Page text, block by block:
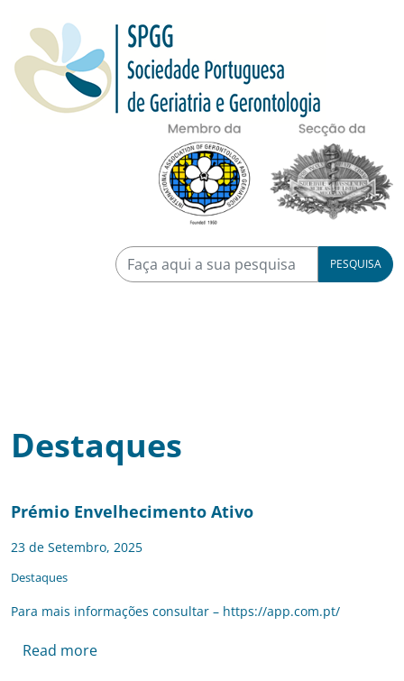
PESQUISA
Destaques
Prémio Envelhecimento Ativo
23 de Setembro, 2025
Destaques
Para mais informações consultar – https://app.com.pt/
Read more